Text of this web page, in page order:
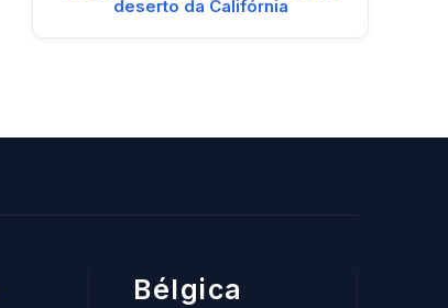
deserto da Califórnia
Bélgica